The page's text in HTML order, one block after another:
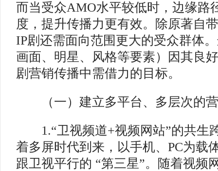
而当受众AMO水平较低时，边缘路
度，提升传播力更有效。除原著自
IP剧还需面向范围更大的受众群体
画面、明星、风格等要素）因其良
剧营销传播中需借力的目标。
（一）建立多平台、多层次的
1.“卫视频道+视频网站”的共生
着多屏时代到来，以手机、PC为载
跟卫视平行的 “第三星”。随着视频